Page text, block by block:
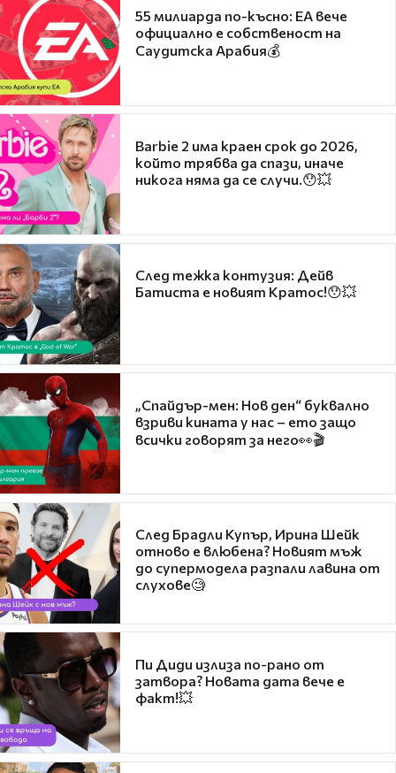
55 милиарда по-късно: EA вече
официално е собственост на
Саудитска Арабия💰
Barbie 2 има краен срок до 2026,
който трябва да спази, иначе
никога няма да се случи.😯💥
След тежка контузия: Дейв
Батиста е новият Кратос!😯💥
„Спайдър-мен: Нов ден“ буквално
взриви кината у нас – ето защо
всички говорят за него👀🎬
След Брадли Купър, Ирина Шейк
отново е влюбена? Новият мъж
до супермодела разпали лавина от
слухове🧐
Пи Диди излиза по-рано от
затвора? Новата дата вече е
факт!💥